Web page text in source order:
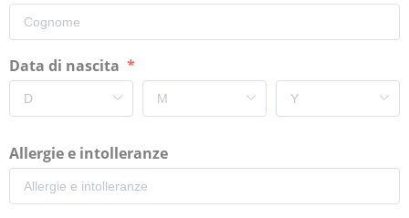
Data di nascita
Allergie e intolleranze